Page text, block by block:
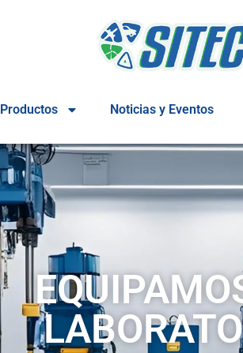
Productos Noticias y Eventos